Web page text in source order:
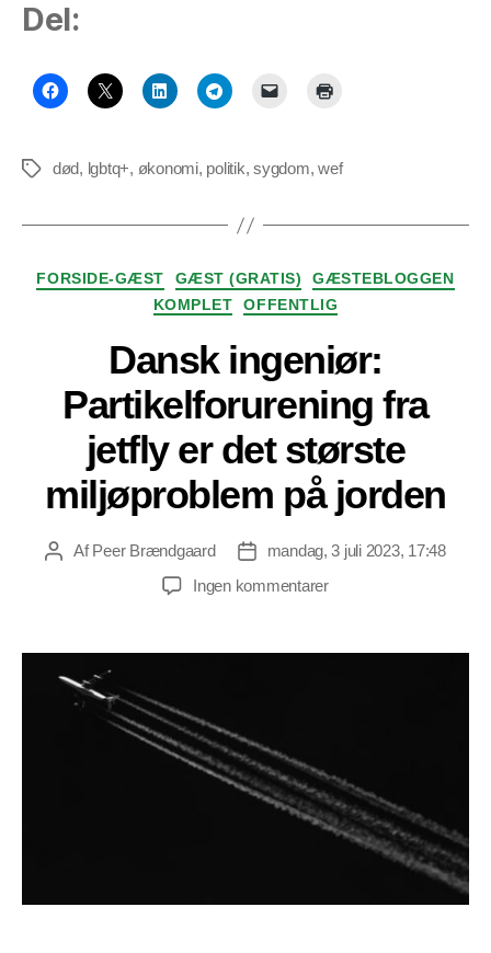
Del:
Tagsdød, lgbtq+, økonomi, politik,sygdom,wef
Kategorier
FORSIDE-GÆST GÆST (GRATIS)
GÆSTEBLOGGEN
KOMPLET
OFFENTLIG
Dansk ingeniør:
Partikelforurening fra
jetfly er det største
miljøproblem på jorden
Indlægsforfatter
AfPeer Brændgaard Indlægsdato
mandag, 3 juli 2023, 17:48
Ingen kommentarertil
Partikelforurening
største
miljøproblem
på
jorden